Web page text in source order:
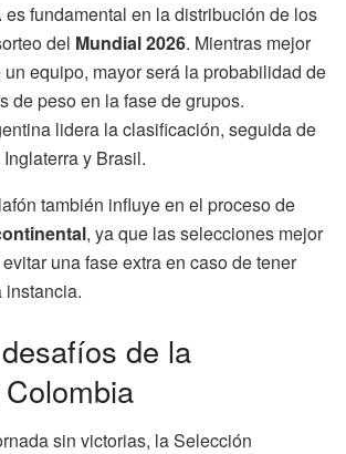
es fundamental en la distribución de los
del Mundial 2026. Mientras mejor
equipo, mayor será la probabilidad de
de peso en la fase de grupos.
lidera la clasificación, seguida de
y Brasil.
también influye en el proceso de
, ya que las selecciones mejor
una fase extra en caso de tener
instancia.
de la
sin victorias, la Selección